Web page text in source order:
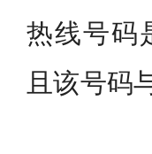
热线号码
且该号码